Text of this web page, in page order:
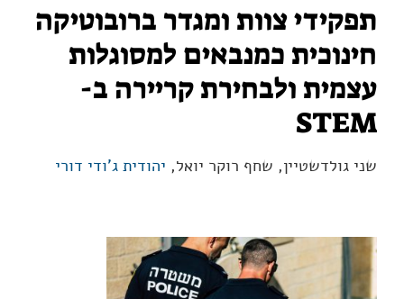
תפקידי צוות ומגדר ברובוטיקה
חינוכית כמנבאים למסוגלות
עצמית ולבחירת קריירה ב-
STEM
שני גולדשטיין, שחף רוקר יואל, יהודית ג'ודי דורי